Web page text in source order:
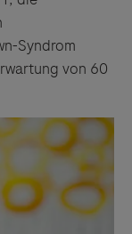
Syndrom
von 60